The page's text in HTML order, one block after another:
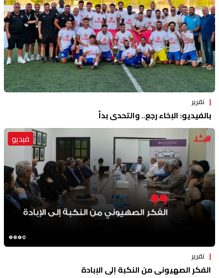
تقرير
بالفيديو: الإخاء رجع.. والتحدي بدأ
فيديو
تقرير
الفكر الصهيوني من النكبة إلى الإبادة